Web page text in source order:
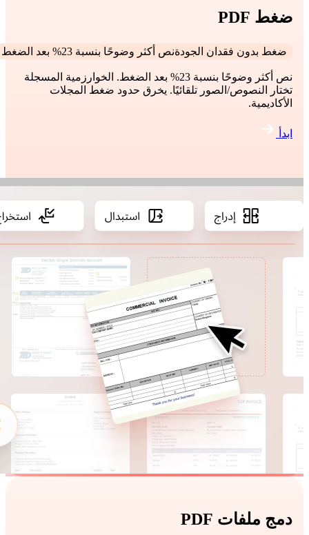
ضغط PDF
ضغط بدون فقدان الجودةنص أكثر وضوحًا بنسبة 23% بعد الضغط
نص أكثر وضوحًا بنسبة 23% بعد الضغط. الخوارزمية المسجلة
تختار النصوص/الصور تلقائيًا. يخرق حدود ضغط المجلات
الأكاديمية.
ابدأ
دمج ملفات PDF